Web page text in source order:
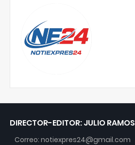
DIRECTOR-EDITOR: JULIO RAMOS
Correo: notiexpres24@gmail.com